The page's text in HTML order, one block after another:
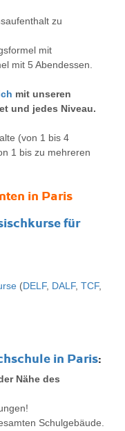
zu
mit
mit 5 Abendessen.
mit unseren
und jedes Niveau.
(von 1 bis 4
1 bis zu mehreren
in Paris
für
(DELF, DALF, TCF,
in Paris:
Nähe des
Schulgebäude.